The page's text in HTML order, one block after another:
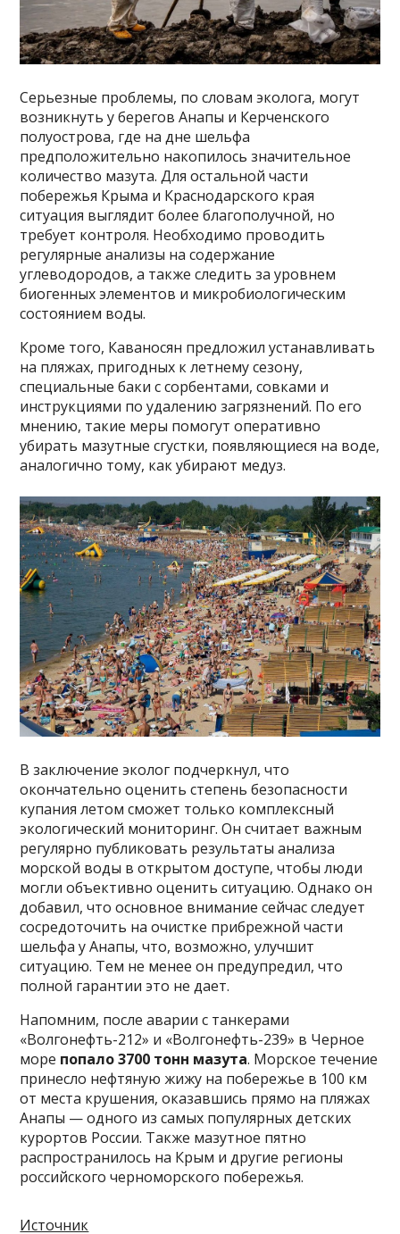
Серьезные проблемы, по словам эколога, могут
возникнуть у берегов Анапы и Керченского
полуострова, где на дне шельфа
предположительно накопилось значительное
количество мазута. Для остальной части
побережья Крыма и Краснодарского края
ситуация выглядит более благополучной, но
требует контроля. Необходимо проводить
регулярные анализы на содержание
углеводородов, а также следить за уровнем
биогенных элементов и микробиологическим
состоянием воды.
Кроме того, Каваносян предложил устанавливать
на пляжах, пригодных к летнему сезону,
специальные баки с сорбентами, совками и
инструкциями по удалению загрязнений. По его
мнению, такие меры помогут оперативно
убирать мазутные сгустки, появляющиеся на воде,
аналогично тому, как убирают медуз.
В заключение эколог подчеркнул, что
окончательно оценить степень безопасности
купания летом сможет только комплексный
экологический мониторинг. Он считает важным
регулярно публиковать результаты анализа
морской воды в открытом доступе, чтобы люди
могли объективно оценить ситуацию. Однако он
добавил, что основное внимание сейчас следует
сосредоточить на очистке прибрежной части
шельфа у Анапы, что, возможно, улучшит
ситуацию. Тем не менее он предупредил, что
полной гарантии это не дает.
Напомним, после аварии с танкерами
«Волгонефть-212» и «Волгонефть-239» в Черное
море попало 3700 тонн мазута. Морское течение
принесло нефтяную жижу на побережье в 100 км
от места крушения, оказавшись прямо на пляжах
Анапы — одного из самых популярных детских
курортов России. Также мазутное пятно
распространилось на Крым и другие регионы
российского черноморского побережья.
Источник